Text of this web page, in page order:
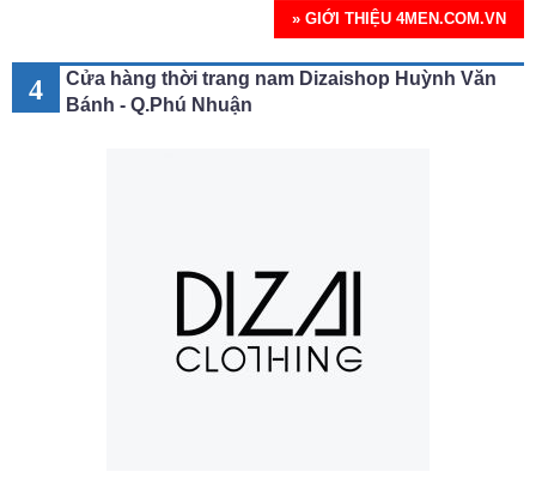
» GIỚI THIỆU 4MEN.COM.VN
4
Cửa hàng thời trang nam Dizaishop Huỳnh Văn
Bánh - Q.Phú Nhuận